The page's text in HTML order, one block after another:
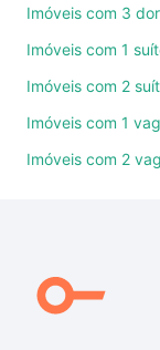
ruas, bairros e
também pode
quartos,
comodidades,
Qual o preço
Partenon,
Imóveis com 3
Imóveis com 1
Imóveis com 2
Imóveis com 1
Imóveis com 2